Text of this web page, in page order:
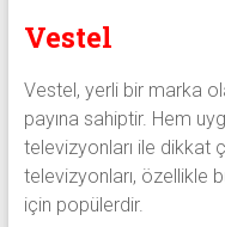
Vestel
Vestel, yerli bir marka
payına sahiptir. Hem
televizyonları ile dikkat
televizyonları, özellikle
için popülerdir.